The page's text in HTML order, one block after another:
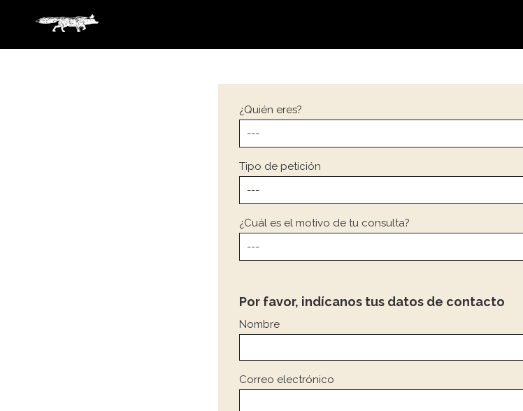
¿Quién eres?
Tipo de petición
¿Cuál es el motivo de tu consulta?
Por favor, indícanos tus datos de contacto
Nombre
Correo electrónico